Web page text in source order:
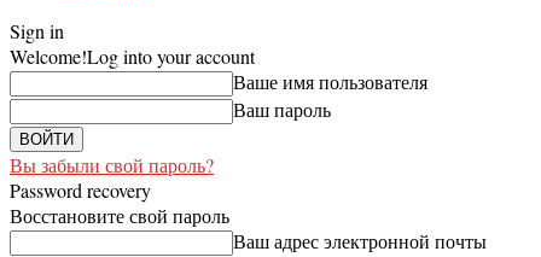
Sign in
Welcome!Log into your account
Ваше имя пользователя
Ваш пароль
Вы забыли свой пароль?
Password recovery
Восстановите свой пароль
Ваш адрес электронной почты